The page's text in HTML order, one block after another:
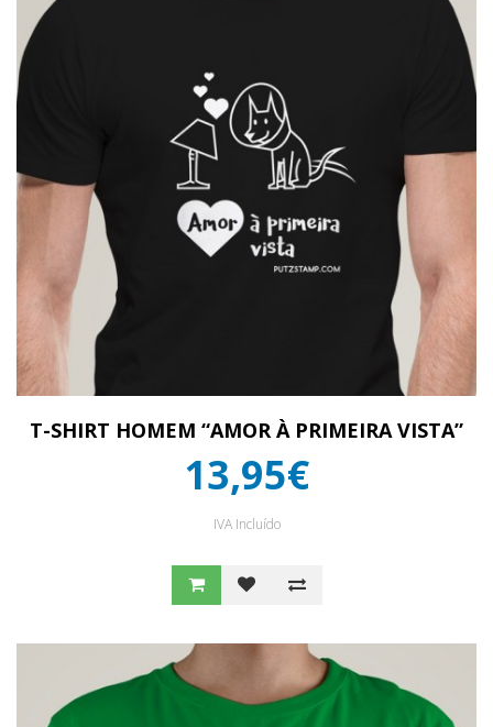
T-SHIRT HOMEM “AMOR À PRIMEIRA VISTA”
13,95€
IVA Incluído